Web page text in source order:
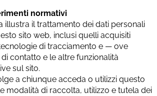
normativi
illustra il trattamento dei dati personali
sito web, inclusi quelli acquisiti
di tracciamento e — ove
contatto e le altre funzionalità
sul sito.
a chiunque acceda o utilizzi questo
modalità di raccolta, utilizzo e tutela dei